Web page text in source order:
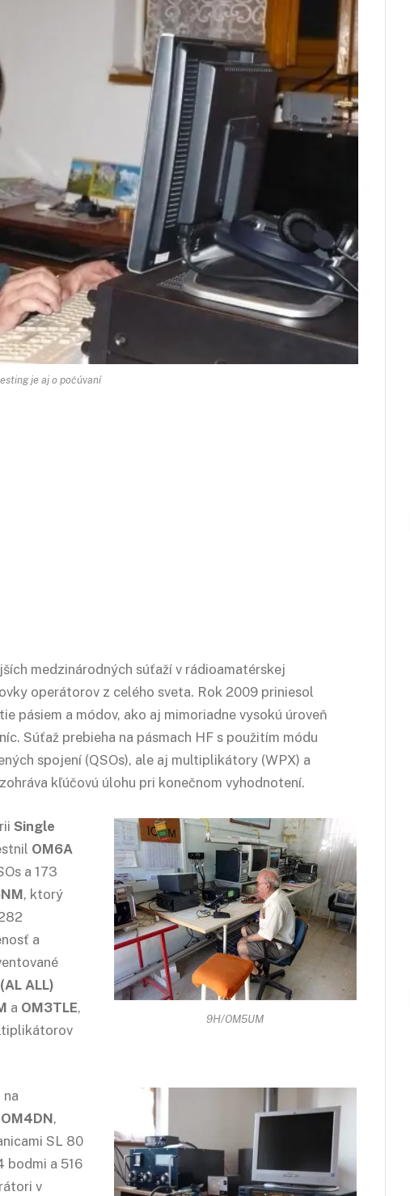
je aj o počúvaní
medzinárodných súťaží v rádioamatérskej
operátorov z celého sveta. Rok 2009 priniesol
pásiem a módov, ako aj mimoriadne vysokú úroveň
Súťaž prebieha na pásmach HF s použitím módu
spojení (QSOs), ale aj multiplikátory (WPX) a
kľúčovú úlohu pri konečnom vyhodnotení.
9H/OM5UM
Single
OM6A
a 173
, ktorý
a
(AL ALL)
a OM3TLE,
na
OM4DN,
SL 80
bodmi a 516
v